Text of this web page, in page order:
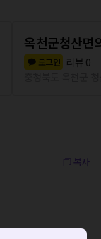
옥천군청산면
로그인 리뷰 0
복사